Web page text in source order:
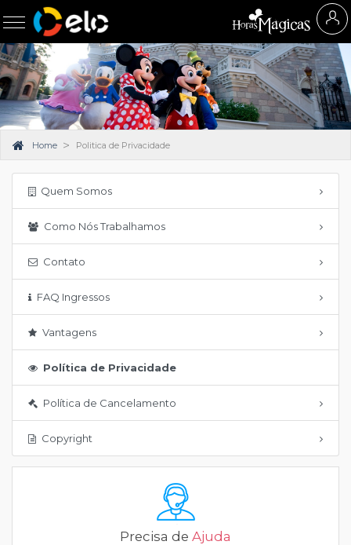
Home Politica de Privacidade
Quem Somos
Como Nós Trabalhamos
Contato
FAQ Ingressos
Vantagens
Política de Privacidade
Política de Cancelamento
Copyright
Precisa de Ajuda